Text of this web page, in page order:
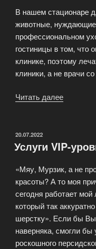
В нашем стационаре
животные,
профессиональном
гостиницы в том, что
клинике, поэтому
клиники, а не врачи
Читать далее
кошек.
и
ОПУБЛИКОВАНО
20.07.2022
Услуги VIP-
«Мяу, Мурзик, а не
красоты? А то моя
сегодня работает
который так
шерстку». Если бы
наверняка, смогли
роскошного